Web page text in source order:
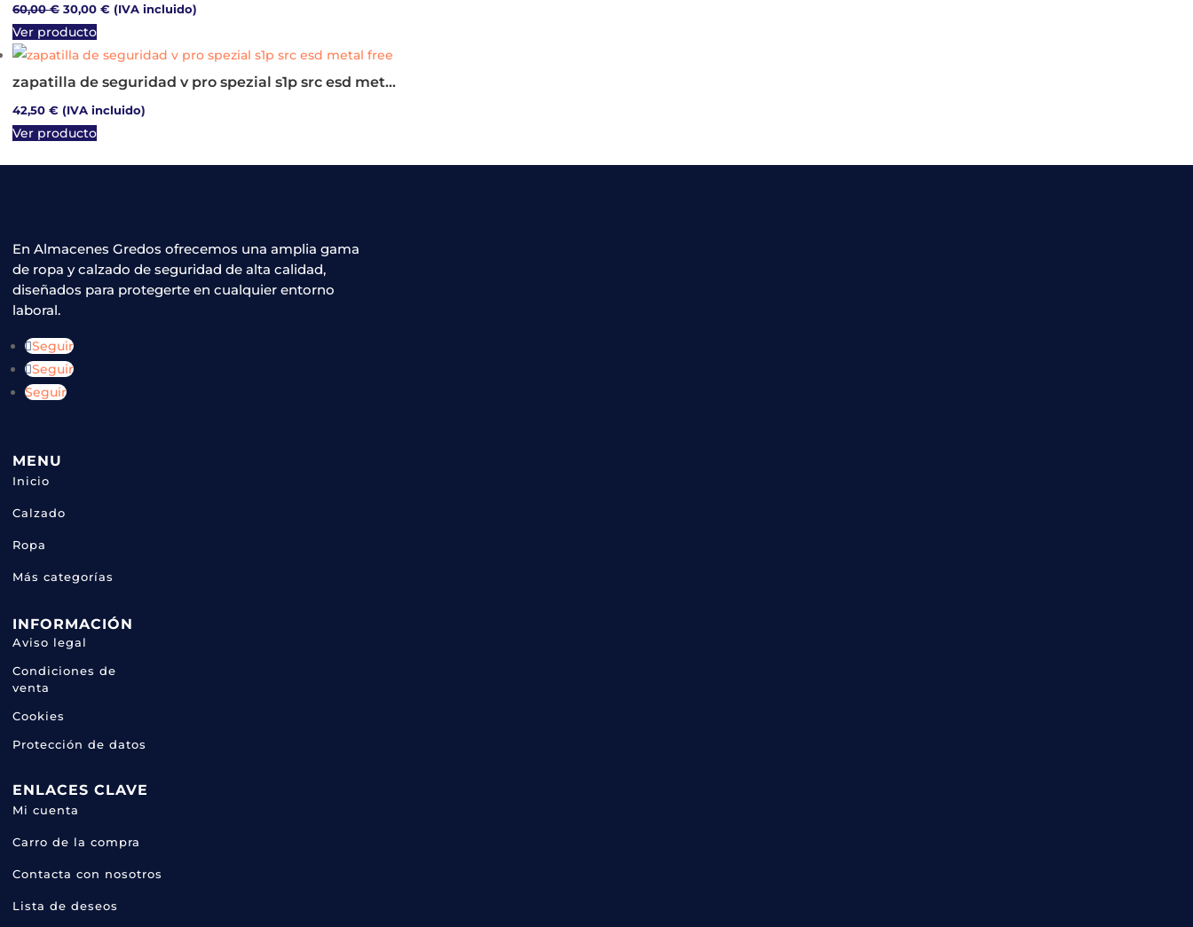
en
la
página
de
producto
variantes.
se
pueden
elegir
producto
60,00€ El
precio
original
era:
30,00 €El
actual
es:
(IVA incluido)
Ver productoEste
producto
tiene
variantes.
opciones
en
la
zapatilla de seguridad v pro spezial s1p src esd metal free
42,50 € (IVA incluido)
Ver productoEste
Las
opciones
se
En Almacenes Gredos ofrecemos una amplia gama
de ropa y calzado de seguridad de alta calidad,
diseñados para protegerte en cualquier entorno
laboral.
Seguir
Seguir
Seguir
MENU
Inicio
Calzado
Ropa
Más categorías
INFORMACIÓN
Aviso legal
Condiciones de
venta
Cookies
Protección de datos
ENLACES CLAVE
Mi cuenta
Carro de la compra
Contacta con nosotros
Lista de deseos